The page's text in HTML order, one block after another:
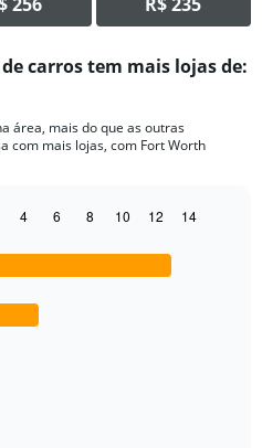
carros tem mais lojas de:
área, mais do que as outras
com mais lojas, com Fort Worth
4 6 8 10 12 14